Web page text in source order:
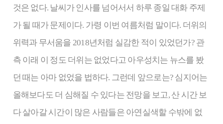
것은 없다. 날씨가 인사를 넘어서서 하루 종일 대화 주제
가 될 때가 문제이다. 가령 이번 여름처럼 말이다. 더위의
위력과 무서움을 2018년처럼 실감한 적이 있었던가? 관
측 이래 이 정도 더위는 없었다고 아우성치는 뉴스를 봤
던 때는 아마 없었을 법하다. 그런데 앞으로는? 심지어는
올해보다도 더 심해질 수 있다는 전망을 보고, 산 시간 보
다 살아갈 시간이 많은 사람들은 아연실색할 수밖에 없